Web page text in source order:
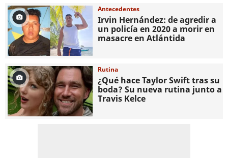
Antecedentes
Irvin Hernández: de agredir a
un policía en 2020 a morir en
masacre en Atlántida
Rutina
¿Qué hace Taylor Swift tras su
boda? Su nueva rutina junto a
Travis Kelce